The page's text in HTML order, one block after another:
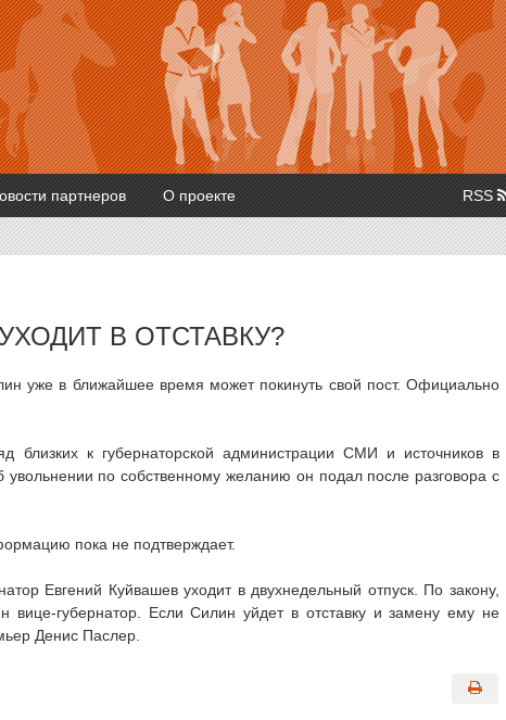
партнеров О проекте RSS
В ОТСТАВКУ?
уже в ближайшее время может покинуть свой пост. Официально
близких к губернаторской администрации СМИ и источников в
по собственному желанию он подал после разговора с
пока не подтверждает.
Евгений Куйвашев уходит в двухнедельный отпуск. По закону,
вице-губернатор. Если Силин уйдет в отставку и замену ему не
Денис Паслер.